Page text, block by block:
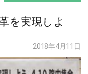
を実現しよ
2018年4月11日